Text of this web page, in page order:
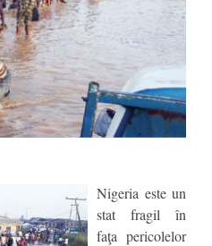
Nigeria este un
stat fragil în
faţa pericolelor